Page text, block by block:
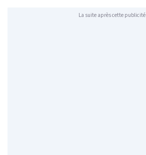
La suite après cette publicité